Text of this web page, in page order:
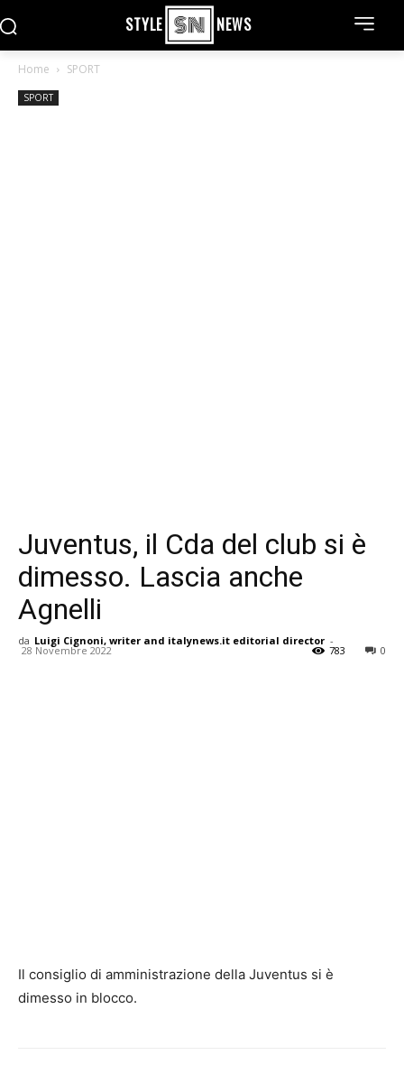
STYLE NEWS
Home SPORT
SPORT
Juventus, il Cda del club si è
dimesso. Lascia anche
Agnelli
da Luigi Cignoni, writer and italynews.it editorial director -
28 Novembre 2022 0
783
Il consiglio di amministrazione della Juventus si è
dimesso in blocco.